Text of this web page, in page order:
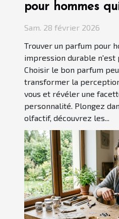
pour hommes
esprits ?
Sam. 28 février 2026
Trouver un parfum pour
impression durable n'est
Choisir le bon parfum
transformer la
vous et révéler une
personnalité. Plongez
olfactif, découvrez les...